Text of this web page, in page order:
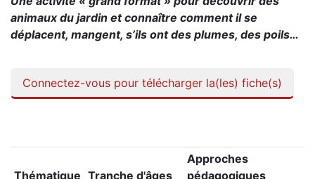
animaux du jardin et connaître comment il se
déplacent, mangent, s’ils ont des plumes, des poils…
Connectez-vous pour télécharger la(les) fiche(s)
Thématique Tranche d'âges
Approches
pédagogiques